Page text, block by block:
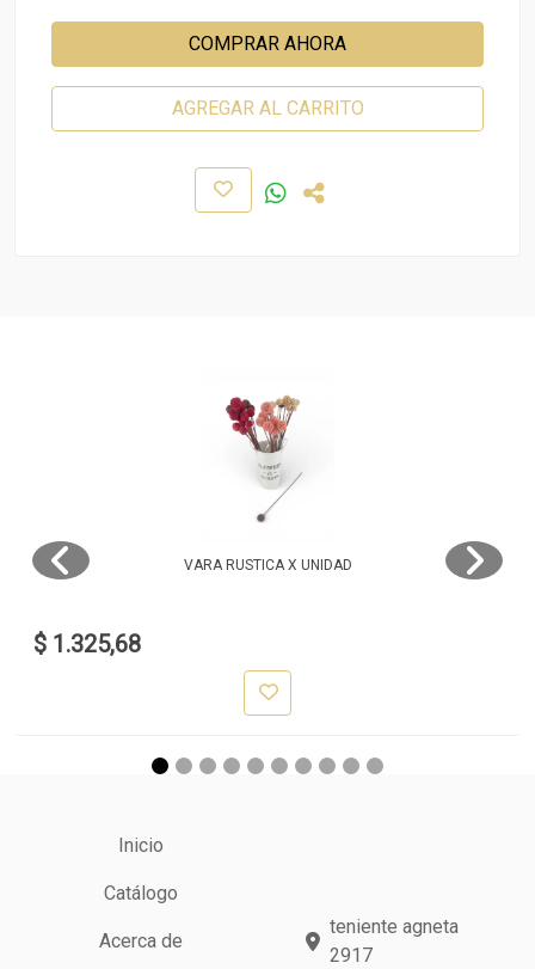
COMPRAR AHORA
AGREGAR AL CARRITO
VARA RUSTICA X UNIDAD
$ 1.325,68
Inicio
Catálogo
Acerca de
teniente agneta
2917